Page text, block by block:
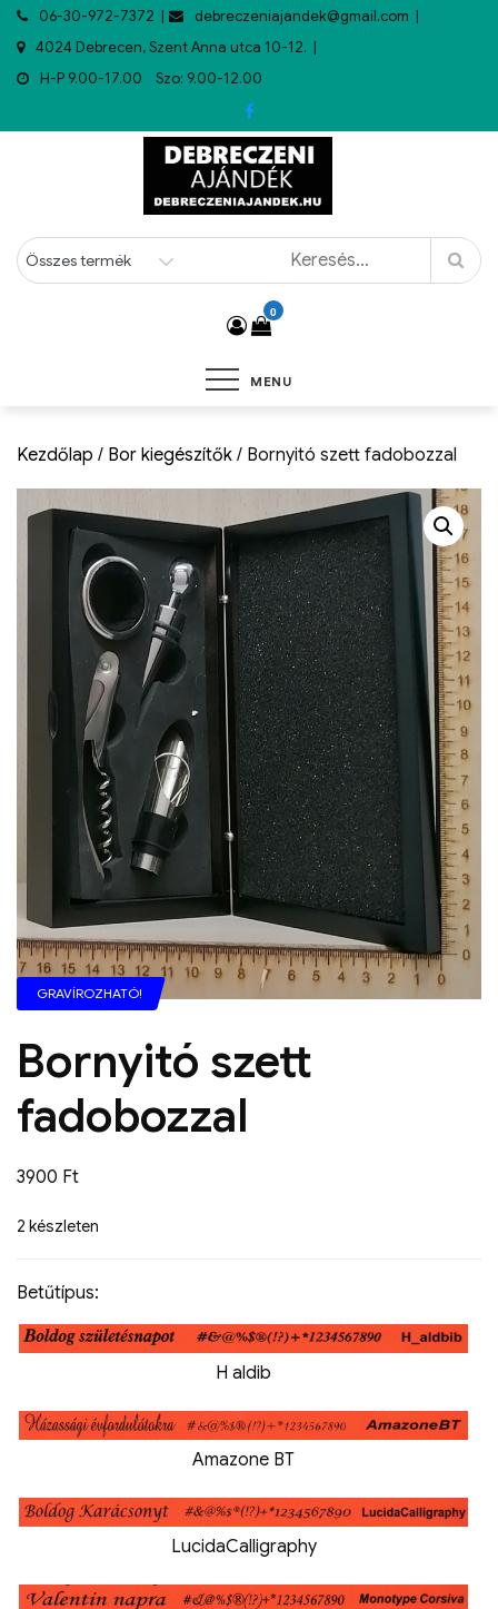
06-30-972-7372
debreczeniajandek@gmail.com
4024 Debrecen, Szent Anna utca 10-12.
H-P 9.00-17.00 Szo: 9.00-12.00
0
MENU
Kezdőlap / Bor kiegészítők / Bornyitó szett fadobozzal
GRAVÍROZHATÓ!
Bornyitó szett
fadobozzal
3900 Ft
2 készleten
Betűtípus:
H aldib
Amazone BT
LucidaCalligraphy